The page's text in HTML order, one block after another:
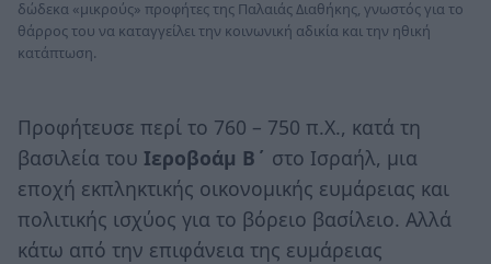
δώδεκα «μικρούς» προφήτες της Παλαιάς Διαθήκης, γνωστός για το
θάρρος του να καταγγείλει την κοινωνική αδικία και την ηθική
κατάπτωση.
Προφήτευσε περί το 760 – 750 π.Χ., κατά τη
βασιλεία του Ιεροβοάμ Β΄ στο Ισραήλ, μια
εποχή εκπληκτικής οικονομικής ευμάρειας και
πολιτικής ισχύος για το βόρειο βασίλειο. Αλλά
κάτω από την επιφάνεια της ευμάρειας